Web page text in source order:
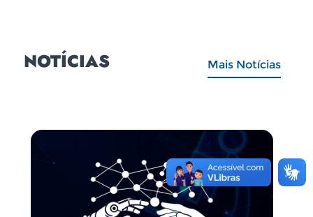
NOTÍCIAS Mais Notícias